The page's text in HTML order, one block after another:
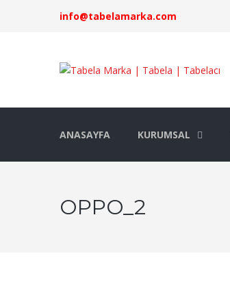
info@tabelamarka.com
ANASAYFA KURUMSAL
OPPO_2